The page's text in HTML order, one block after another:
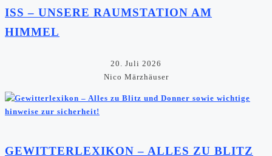
ISS – UNSERE RAUMSTATION AM
HIMMEL
20. Juli 2026
Nico Märzhäuser
GEWITTERLEXIKON – ALLES ZU BLITZ